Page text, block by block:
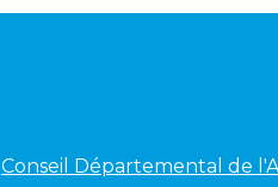
Conseil Départemental de